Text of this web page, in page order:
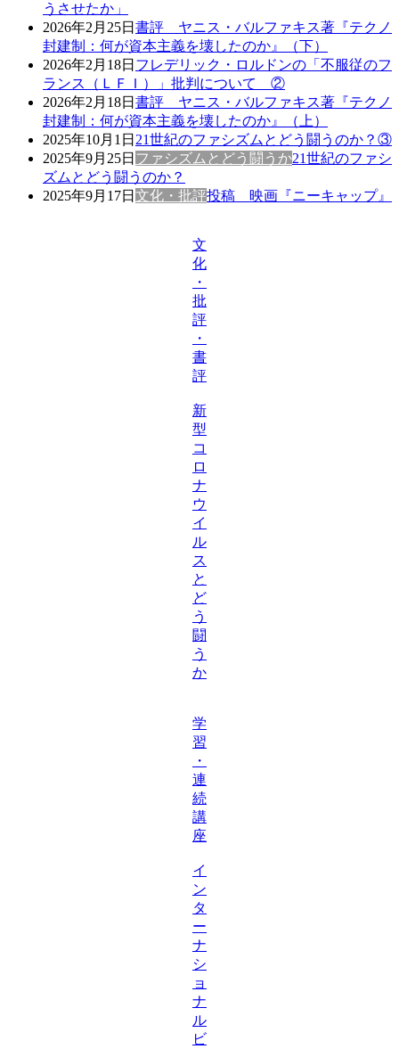
うさせたか」
2026年2月25日 書評 ヤニス・バルファキス著『テクノ
封建制：何が資本主義を壊したのか』（下）
2026年2月18日 フレデリック・ロルドンの「不服従のフ
ランス（ＬＦＩ）」批判について ②
2026年2月18日 書評 ヤニス・バルファキス著『テクノ
封建制：何が資本主義を壊したのか』（上）
2025年10月1日 21世紀のファシズムとどう闘うのか？③
2025年9月25日 ファシズムとどう闘うか21世紀のファシ
ズムとどう闘うのか？
2025年9月17日 文化・批評投稿 映画『ニーキャップ』
文
化
・
批
評
・
書
評
新
型
コ
ロ
ナ
ウ
イ
ル
ス
と
ど
う
闘
う
か
学
習
・
連
続
講
座
イ
ン
タ
ー
ナ
シ
ョ
ナ
ル
ビ